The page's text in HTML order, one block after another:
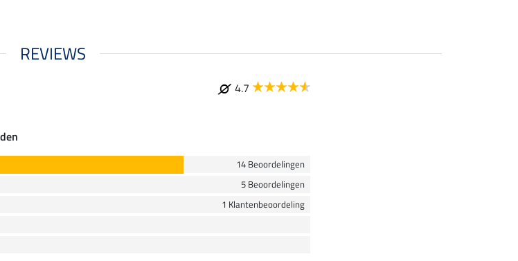
REVIEWS
4.7
14 Beoordelingen
5 Beoordelingen
1 Klantenbeoordeling